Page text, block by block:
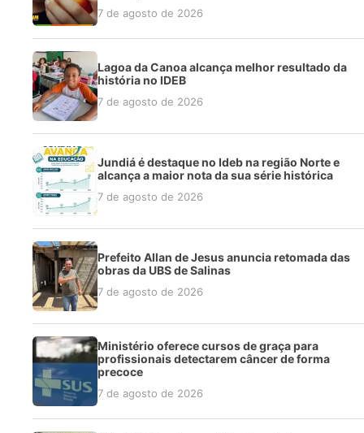
7 de agosto de 2026
Lagoa da Canoa alcança melhor resultado da
história no IDEB
7 de agosto de 2026
Jundiá é destaque no Ideb na região Norte e
alcança a maior nota da sua série histórica
7 de agosto de 2026
Prefeito Allan de Jesus anuncia retomada das
obras da UBS de Salinas
7 de agosto de 2026
Ministério oferece cursos de graça para
profissionais detectarem câncer de forma
precoce
7 de agosto de 2026